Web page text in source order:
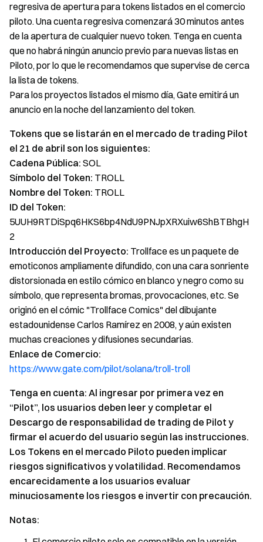
regresiva de apertura para tokens listados en el comercio
piloto. Una cuenta regresiva comenzará 30 minutos antes
de la apertura de cualquier nuevo token. Tenga en cuenta
que no habrá ningún anuncio previo para nuevas listas en
Piloto, por lo que le recomendamos que supervise de cerca
la lista de tokens.
Para los proyectos listados el mismo día, Gate emitirá un
anuncio en la noche del lanzamiento del token.
Tokens que se listarán en el mercado de trading Pilot
el 21 de abril son los siguientes:
Cadena Pública: SOL
Símbolo del Token: TROLL
Nombre del Token: TROLL
ID del Token:
5UUH9RTDiSpq6HKS6bp4NdU9PNJpXRXuiw6ShBTBhgH
2
Introducción del Proyecto: Trollface es un paquete de
emoticonos ampliamente difundido, con una cara sonriente
distorsionada en estilo cómico en blanco y negro como su
símbolo, que representa bromas, provocaciones, etc. Se
originó en el cómic "Trollface Comics" del dibujante
estadounidense Carlos Ramírez en 2008, y aún existen
muchas creaciones y difusiones secundarias.
Enlace de Comercio:
https://www.gate.com/pilot/solana/troll-troll
Tenga en cuenta: Al ingresar por primera vez en
“Pilot”, los usuarios deben leer y completar el
Descargo de responsabilidad de trading de Pilot y
firmar el acuerdo del usuario según las instrucciones.
Los Tokens en el mercado Piloto pueden implicar
riesgos significativos y volatilidad. Recomendamos
encarecidamente a los usuarios evaluar
minuciosamente los riesgos e invertir con precaución.
Notas: